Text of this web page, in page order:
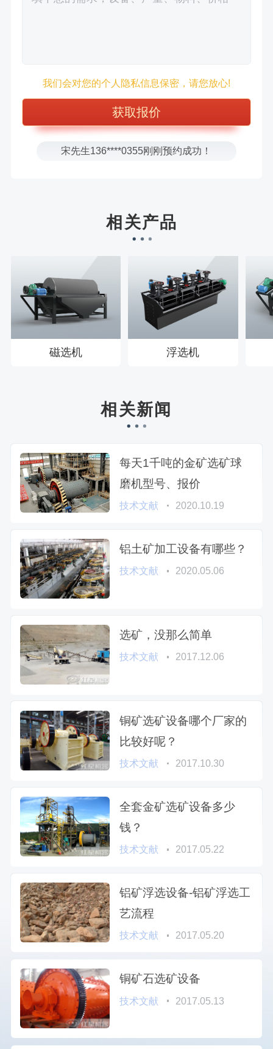
我们会对您的个人隐私信息保密，请您放心!
方先生150****5692刚刚预约成功！
樊先生155****3710刚刚预约成功！
宋先生136****0355刚刚预约成功！
相关产品
磁选机 浮选机
相关新闻
每天1千吨的金矿选矿球
磨机型号、报价
技术文献 2020.10.19
铝土矿加工设备有哪些？
技术文献 2020.05.06
选矿，没那么简单
技术文献 2017.12.06
铜矿选矿设备哪个厂家的
比较好呢？
技术文献 2017.10.30
全套金矿选矿设备多少
钱？
技术文献 2017.05.22
铝矿浮选设备-铝矿浮选工
艺流程
技术文献 2017.05.20
铜矿石选矿设备
技术文献 2017.05.13